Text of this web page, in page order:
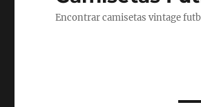
Encontrar camisetas vintage